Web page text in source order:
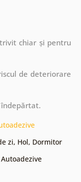
chiar și pentru
de deteriorare
zi, Hol, Dormitor
Autoadezive